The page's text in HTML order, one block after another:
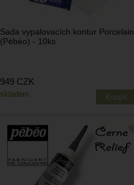
Sada vypalovacích kontur Porcelain
(Pébéo) - 10ks
skladem
949 CZK